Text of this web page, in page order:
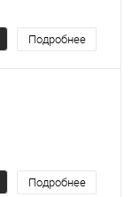
Подробнее
Подробнее